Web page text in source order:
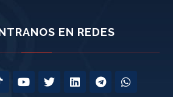
EN REDES